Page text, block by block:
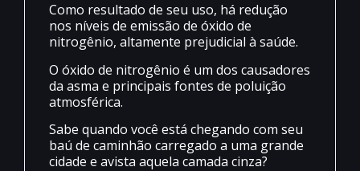
Como resultado de seu uso, há redução
nos níveis de emissão de óxido de
nitrogênio, altamente prejudicial à saúde.
O óxido de nitrogênio é um dos causadores
da asma e principais fontes de poluição
atmosférica.
Sabe quando você está chegando com seu
baú de caminhão carregado a uma grande
cidade e avista aquela camada cinza?